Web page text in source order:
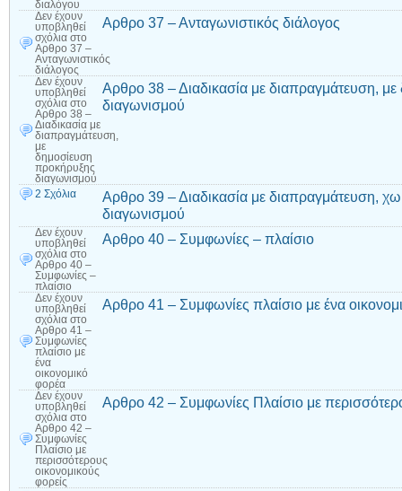
διαλόγου
Δεν έχουν
υποβληθεί
σχόλια στο
Αρθρο 37 –
Ανταγωνιστικός
διάλογος
Αρθρο 37 – Ανταγωνιστικός διάλογος
Δεν έχουν
υποβληθεί
σχόλια στο
Αρθρο 38 –
Διαδικασία με
διαπραγμάτευση,
με
δημοσίευση
προκήρυξης
διαγωνισμού
Αρθρο 38 – Διαδικασία με διαπραγμάτευση,
διαγωνισμού
2 Σχόλια
Αρθρο 39 – Διαδικασία με διαπραγμάτευση,
διαγωνισμού
Δεν έχουν
υποβληθεί
σχόλια στο
Αρθρο 40 –
Συμφωνίες –
πλαίσιο
Αρθρο 40 – Συμφωνίες – πλαίσιο
Δεν έχουν
υποβληθεί
σχόλια στο
Αρθρο 41 –
Συμφωνίες
πλαίσιο με
ένα
οικονομικό
φορέα
Αρθρο 41 – Συμφωνίες πλαίσιο με ένα
Δεν έχουν
υποβληθεί
σχόλια στο
Αρθρο 42 –
Συμφωνίες
Πλαίσιο με
περισσότερους
οικονομικούς
φορείς
Αρθρο 42 – Συμφωνίες Πλαίσιο με